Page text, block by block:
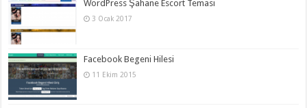
WordPress Şahane Escort Teması
3 Ocak 2017
Facebook Begeni Hilesi
11 Ekim 2015